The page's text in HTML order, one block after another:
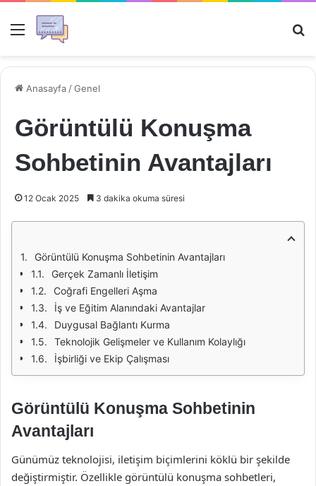
Menü
Anasayfa /Genel
Görüntülü Konuşma
Sohbetinin Avantajları
12 Ocak 2025 3 dakika okuma süresi
Görüntülü Konuşma Sohbetinin Avantajları
Gerçek Zamanlı İletişim
Coğrafi Engelleri Aşma
İş ve Eğitim Alanındaki Avantajlar
Duygusal Bağlantı Kurma
Teknolojik Gelişmeler ve Kullanım Kolaylığı
İşbirliği ve Ekip Çalışması
Görüntülü Konuşma Sohbetinin
Avantajları
Günümüz teknolojisi, iletişim biçimlerini köklü bir şekilde
değiştirmiştir. Özellikle görüntülü konuşma sohbetleri,